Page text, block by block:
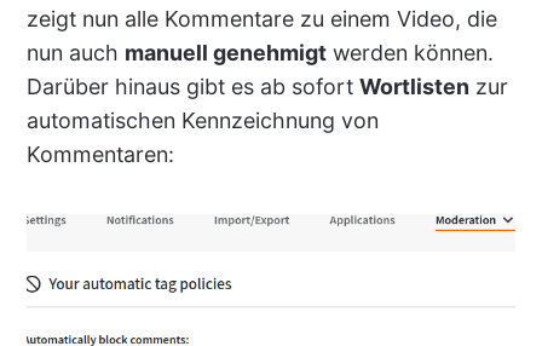
zeigt nun alle Kommentare zu einem Video, die
nun auch manuell genehmigtwerden können.
Darüber hinaus gibt es ab sofort Wortlisten zur
automatischen Kennzeichnung von
Kommentaren: